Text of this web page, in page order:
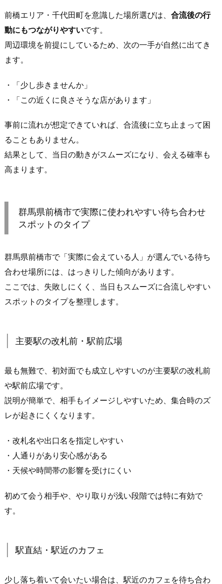
エ
リ
ア・
千
田
絡
る
と
合
自
然
る
理
由
2.
の
詳
い？」
が
会
の
導
線
な
待
合
前橋エリア・千代田町を意識した場所選びは、 合流後の行
動にもつながりやすいです。
周辺環境を前提にしているため、次の一手が自然に出てき
ます。
・「少し歩きませんか」
・「この近くに良さそうな店があります」
事前に流れが想定できていれば、合流後に立ち止まって困
ることもありません。
結果として、当日の動きがスムーズになり、会える確率も
高まります。
群馬県前橋市で実際に使われやすい待ち合わせ
スポットのタイプ
群馬県前橋市で「実際に会えている人」が選んでいる待ち
合わせ場所には、はっきりした傾向があります。
ここでは、失敗しにくく、当日もスムーズに合流しやすい
スポットのタイプを整理します。
主要駅の改札前・駅前広場
最も無難で、初対面でも成立しやすいのが主要駅の改札前
や駅前広場です。
説明が簡単で、相手もイメージしやすいため、集合時のズ
レが起きにくくなります。
・改札名や出口名を指定しやすい
・人通りがあり安心感がある
・天候や時間帯の影響を受けにくい
初めて会う相手や、やり取りが浅い段階では特に有効で
す。
駅直結・駅近のカフェ
少し落ち着いて会いたい場合は、駅近のカフェを待ち合わ